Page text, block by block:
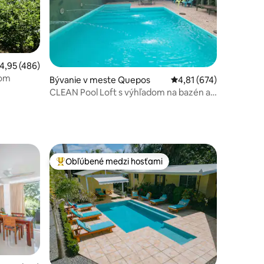
224
ohodnotenie 4,95 z 5, počet hodnotení: 486
4,95 (486)
Bývanie v meste Quepos Priemerné
4,81 (674)
CLEAN Pool Loft s výhľadom na bazén a
Najobľúbenejšie medzi hosťami
Obľúbené medzi hosťami